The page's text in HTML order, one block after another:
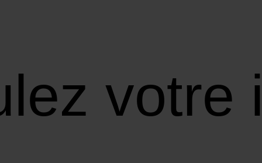
votre